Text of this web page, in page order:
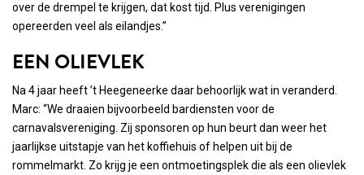
over de drempel te krijgen, dat kost tijd. Plus verenigingen
opereerden veel als eilandjes.”
EEN OLIEVLEK
Na 4 jaar heeft ’t Heegeneerke daar behoorlijk wat in veranderd.
Marc: “We draaien bijvoorbeeld bardiensten voor de
carnavalsvereniging. Zij sponsoren op hun beurt dan weer het
jaarlijkse uitstapje van het koffiehuis of helpen uit bij de
rommelmarkt. Zo krijg je een ontmoetingsplek die als een olievlek